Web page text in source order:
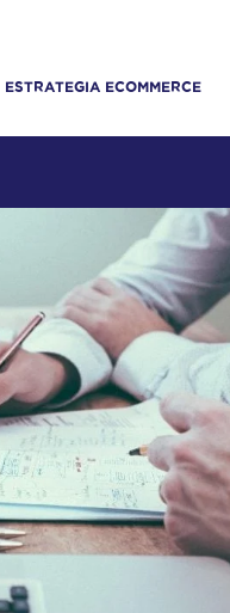
ESTRATEGIA ECOMMERCE